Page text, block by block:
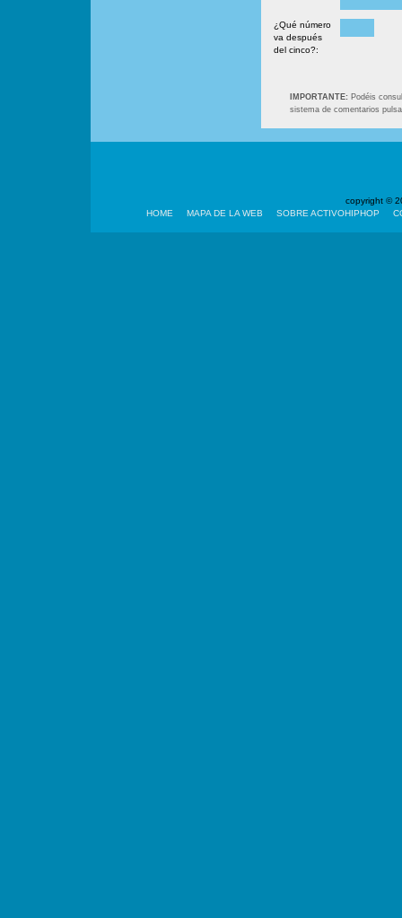
¿Qué número
va después
del cinco?:
IMPORTANTE: Podéis
sistema de comentarios
copyright ©
HOME
MAPA DE LA WEB SOBRE ACTIVOHIPHOP